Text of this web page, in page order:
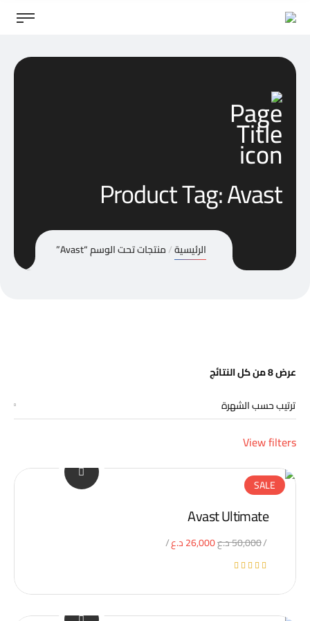
Product Tag: Avast
الرئيسية منتجات تحت الوسم “Avast”
عرض ⁦8⁩ من كل النتائج
تم
View filters
SALE
Avast Ultimate
50,000د.عالسعر
26,000د.عالسعر
5.00